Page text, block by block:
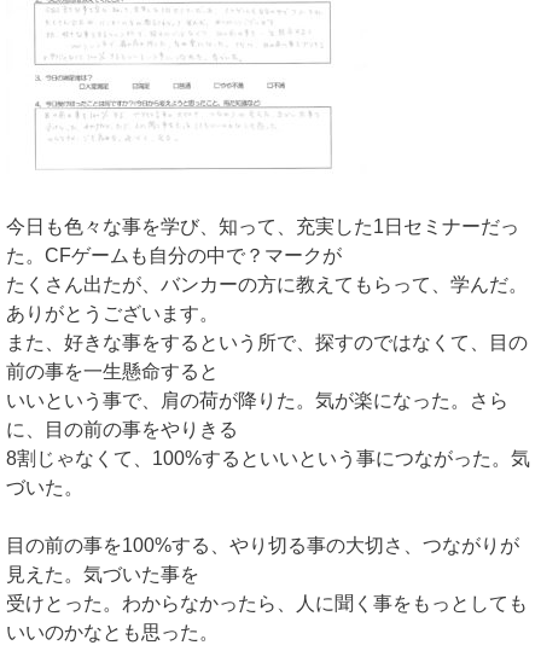
今日も色々な事を学び、知って、充実した1日セミナーだっ
た。CFゲームも自分の中で？マークが
たくさん出たが、バンカーの方に教えてもらって、学んだ。
ありがとうございます。
また、好きな事をするという所で、探すのではなくて、目の
前の事を一生懸命すると
いいという事で、肩の荷が降りた。気が楽になった。さら
に、目の前の事をやりきる
8割じゃなくて、100%するといいという事につながった。気
づいた。
目の前の事を100%する、やり切る事の大切さ、つながりが
見えた。気づいた事を
受けとった。わからなかったら、人に聞く事をもっとしても
いいのかなとも思った。